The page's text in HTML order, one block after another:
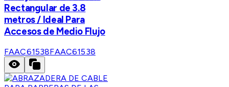
Rectangular de 3.8
metros / Ideal Para
Accesos de Medio Flujo
FAAC61538FAAC61538